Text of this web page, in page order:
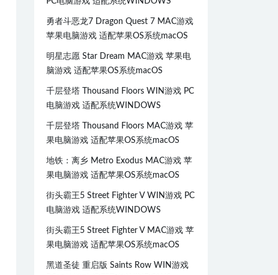
勇者斗恶龙7 Dragon Quest 7 MAC游戏
苹果电脑游戏 适配苹果OS系统macOS
明星志愿 Star Dream MAC游戏 苹果电
脑游戏 适配苹果OS系统macOS
千层登塔 Thousand Floors WIN游戏 PC
电脑游戏 适配系统WINDOWS
千层登塔 Thousand Floors MAC游戏 苹
果电脑游戏 适配苹果OS系统macOS
地铁：离乡 Metro Exodus MAC游戏 苹
果电脑游戏 适配苹果OS系统macOS
街头霸王5 Street Fighter V WIN游戏 PC
电脑游戏 适配系统WINDOWS
街头霸王5 Street Fighter V MAC游戏 苹
果电脑游戏 适配苹果OS系统macOS
黑道圣徒 重启版 Saints Row WIN游戏